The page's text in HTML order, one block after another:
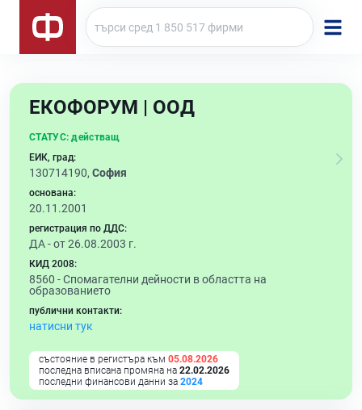
ЕКОФОРУМ | ООД
СТАТУС: действащ
ЕИК, град:
130714190, София
основана:
20.11.2001
регистрация по ДДС:
ДА - от 26.08.2003 г.
КИД 2008:
8560 -Спомагателни дейности в областта на
образованието
публични контакти:
натисни тук
състояние в регистъра към 05.08.2026
последна вписана промяна на 22.02.2026
последни финансови данни за 2024